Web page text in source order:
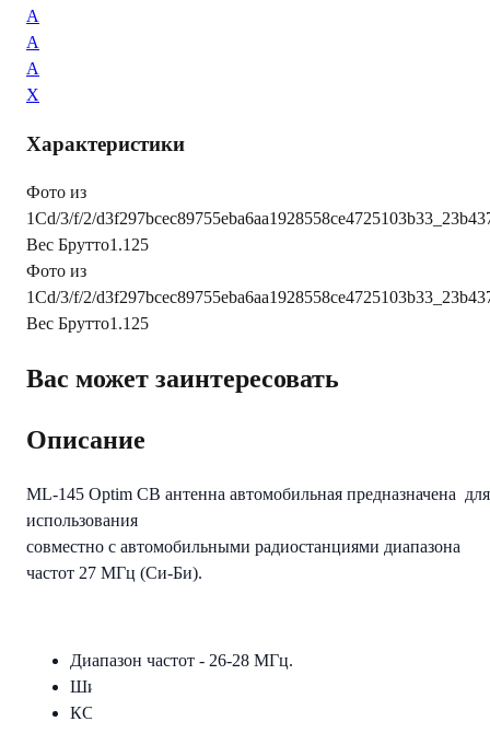
A
A
A
X
Характеристики
Фото из
1Сd/3/f/2/
Вес Брутто1.125
Фото из
1Сd/3/f/2/
Вес Брутто1.125
Вас может заинтересовать
Описание
ML-145 Optim CB антенна автомобильная предназначена для
использования
совместно с автомобильными радиостанциями диапазона
частот 27 МГц (Си-Би).
Диапазон частот - 26-28 МГц.
Ширина полосы по уровню КСВ 2:1 - 650 кГц.
КСВ не более - 1.2:1.